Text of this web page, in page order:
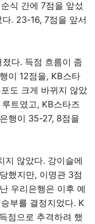
식 간에 7점을 앞섰
. 23-16, 7점을 앞서
다. 득점 흐름이 좀
이 12점을, KB스타
도 크게 바뀌지 않았
트였고, KB스타즈
행이 35-27, 8점을
지 않았다. 강이슬에
했지만, 이명관 3점
우리은행은 이후 예
부를 결정지었다. K
점으로 추격하려 했